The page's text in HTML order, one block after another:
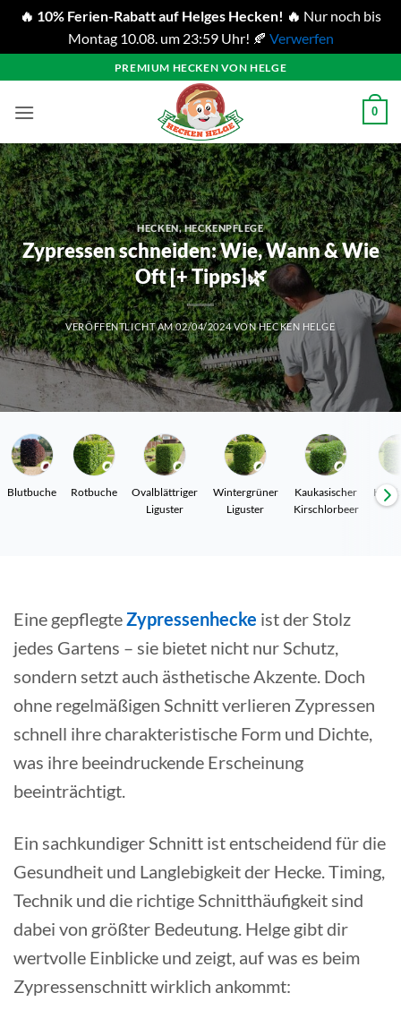
🔥 10% Ferien-Rabatt auf Helges Hecken! 🔥 Nur noch bis
Montag 10.08. um 23:59 Uhr! 🍂 Verwerfen
Inhalt
springen
PREMIUM HECKEN VON HELGE
0
HECKEN,HECKENPFLEGE
Zypressen schneiden: Wie, Wann & Wie
Oft [+ Tipps]🌿
VERÖFFENTLICHT AM02/04/2024VONHECKEN HELGE
Blutbuche Rotbuche
Ovalblättriger
Liguster
Wintergrüner
Liguster
Kaukasischer
Kirschlorbeer
Eine gepflegteZypressenhecke ist der Stolz
jedes Gartens – sie bietet nicht nur Schutz,
sondern setzt auch ästhetische Akzente. Doch
ohne regelmäßigen Schnitt verlieren Zypressen
schnell ihre charakteristische Form und Dichte,
was ihre beeindruckende Erscheinung
beeinträchtigt.
Ein sachkundiger Schnitt ist entscheidend für die
Gesundheit und Langlebigkeit der Hecke. Timing,
Technik und die richtige Schnitthäufigkeit sind
dabei von größter Bedeutung. Helge gibt dir
wertvolle Einblicke und zeigt, auf was es beim
Zypressenschnitt wirklich ankommt: